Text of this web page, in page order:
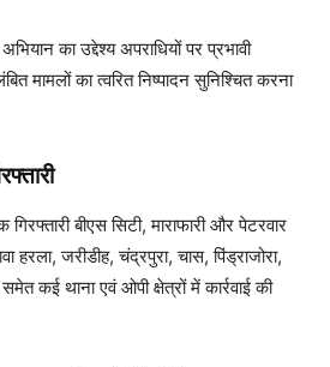
का उद्देश्य अपराधियों पर प्रभावी
मामलों का त्वरित निष्पादन सुनिश्चित करना
बीएस सिटी, माराफारी और पेटरवार
हरला, जरीडीह, चंद्रपुरा, चास, पिंड्राजोरा,
समेत कई थाना एवं ओपी क्षेत्रों में कार्रवाई की